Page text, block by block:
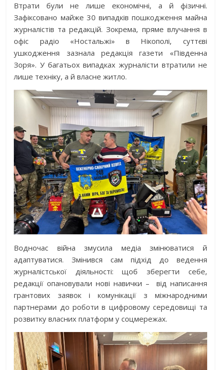
Втрати були не лише економічні, а й фізичні.
Зафіксовано майже 30 випадків пошкодження майна
журналістів та редакцій. Зокрема, пряме влучання в
офіс радіо «Ностальжі» в Нікополі, суттєві
ушкодження зазнала редакція газети «Південна
Зоря». У багатьох випадках журналісти втратили не
лише техніку, а й власне житло.
Водночас війна змусила медіа змінюватися й
адаптуватися. Змінився сам підхід до ведення
журналістської діяльності: щоб зберегти себе,
редакції опановували нові навички –
від написання
грантових заявок і комунікації з міжнародними
партнерами до роботи в цифровому середовищі та
розвитку власних платформ у соцмережах.